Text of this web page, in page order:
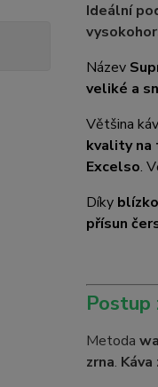
Ideální
Název
veliké a
Většina
kvality na
Excelso.
Díky
přísun
Postup
Metoda
zrna.